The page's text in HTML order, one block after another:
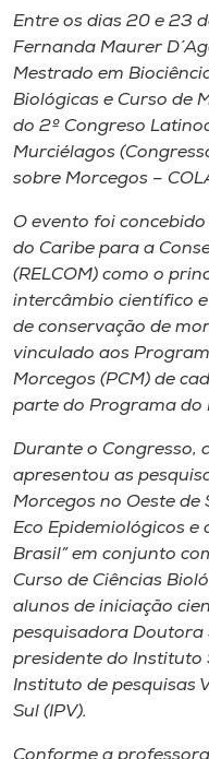
Store
Selecione
o idioma
A+
A-
Entre os dias 20 e 23
Fernanda Maurer
Mestrado em
Biológicas e Curso de
do 2º Congreso
Murciélagos
sobre Morcegos –
O evento foi
do Caribe para a
(RELCOM) como o
intercâmbio científico
de conservação de
vinculado aos
Morcegos (PCM) de
parte do Programa do
Durante o Congresso,
apresentou as
Morcegos no Oeste de
Eco Epidemiológicos e
Brasil” em conjunto
Curso de Ciências
alunos de iniciação
pesquisadora Doutora
presidente do Instituto
Instituto de pesquisas
Sul (IPV).
Conforme a